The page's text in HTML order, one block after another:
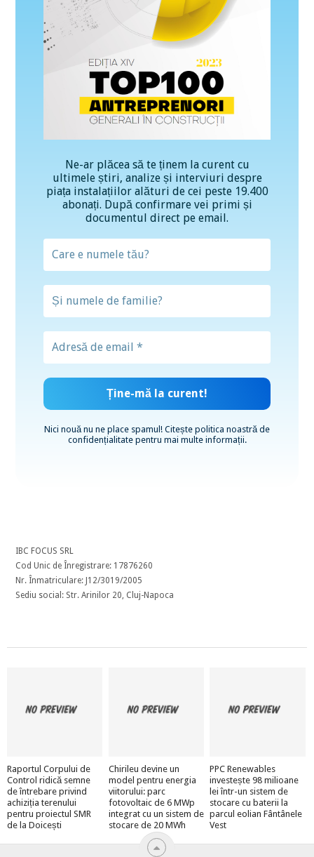
Ne-ar plăcea să te ținem la curent cu
ultimele știri, analize și interviuri despre
piața instalațiilor alături de cei peste 19.400
abonați. După confirmare vei primi și
documentul direct pe email.
Nici nouă nu ne place spamul! Citește politica noastră de
confidențialitatepentru mai multe informații.
IBC FOCUS SRL
Cod Unic de Înregistrare: 17876260
Nr. Înmatriculare: J12/3019/2005
Sediu social: Str. Arinilor 20, Cluj-Napoca
Raportul Corpului de
Control ridică semne
de întrebare privind
achiziția terenului
pentru proiectul SMR
de la Doicești
Chirileu devine un
model pentru energia
viitorului: parc
fotovoltaic de 6 MWp
integrat cu un sistem de
stocare de 20 MWh
PPC Renewables
investește 98 milioane
lei într-un sistem de
stocare cu baterii la
parcul eolian Fântânele
Vest